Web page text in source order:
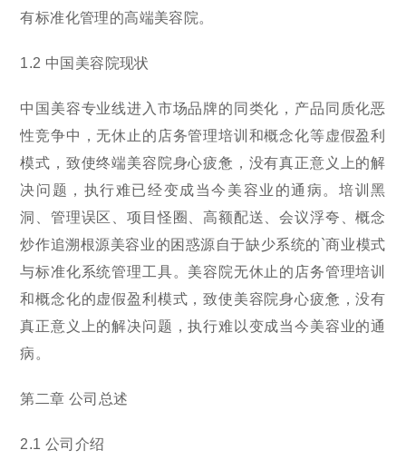
有标准化管理的高端美容院。
1.2 中国美容院现状
中国美容专业线进入市场品牌的同类化，产品同质化恶
性竞争中，无休止的店务管理培训和概念化等虚假盈利
模式，致使终端美容院身心疲惫，没有真正意义上的解
决问题，执行难已经变成当今美容业的通病。培训黑
洞、管理误区、项目怪圈、高额配送、会议浮夸、概念
炒作追溯根源美容业的困惑源自于缺少系统的`商业模式
与标准化系统管理工具。美容院无休止的店务管理培训
和概念化的虚假盈利模式，致使美容院身心疲惫，没有
真正意义上的解决问题，执行难以变成当今美容业的通
病。
第二章 公司总述
2.1 公司介绍